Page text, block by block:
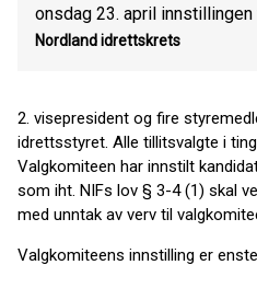
onsdag 23. april
Nordland idrettskrets
2. visepresident og fire
idrettsstyret. Alle tillitsvalgte i
Valgkomiteen har innstilt
som iht. NIFs lov § 3-4 (1) skal
med unntak av verv til
Valgkomiteens innstilling er